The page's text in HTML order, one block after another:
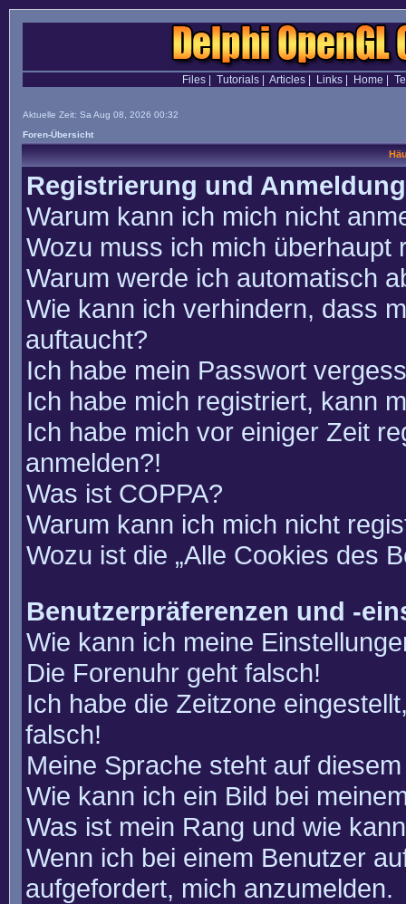
Files| Tutorials| Articles| Links| Home
Aktuelle Zeit: Sa Aug 08, 2026 00:32
Foren-Übersicht
Registrierung und Anmeldung
Warum kann ich mich nicht
Wozu muss ich mich überhaupt
Warum werde ich automatisch
Wie kann ich verhindern, dass
auftaucht?
Ich habe mein Passwort
Ich habe mich registriert, kann
Ich habe mich vor einiger Zeit
anmelden?!
Was ist COPPA?
Warum kann ich mich nicht
Wozu ist die „Alle Cookies des
Benutzerpräferenzen und -
Wie kann ich meine
Die Forenuhr geht falsch!
Ich habe die Zeitzone
falsch!
Meine Sprache steht auf
Wie kann ich ein Bild bei
Was ist mein Rang und wie
Wenn ich bei einem Benutzer
aufgefordert, mich anzumelden.